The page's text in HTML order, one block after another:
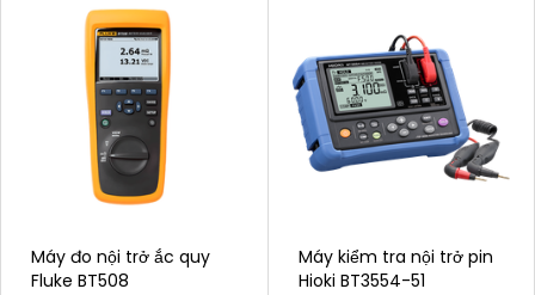
Máy đo nội trở ắc quy
Fluke BT508
Máy kiểm tra nội trở pin
Hioki BT3554-51